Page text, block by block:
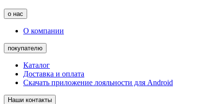
о нас
О компании
покупателю
Каталог
Доставка и оплата
Скачать приложение лояльности для Android
Наши контакты